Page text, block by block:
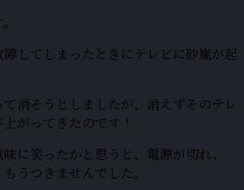
してしまったときにテレビに砂嵐が起
消そうとしましたが、消えずそのテレ
がってきたのです！
に笑ったかと思うと、電源が切れ、
うつきませんでした。